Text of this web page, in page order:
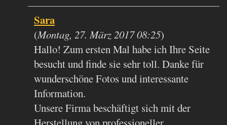
Sara
(Montag, 27. März 2017 08:25)
Hallo! Zum ersten Mal habe ich Ihre Seite
besucht und finde sie sehr toll. Danke für
wunderschöne Fotos und interessante
Information.
Unsere Firma beschäftigt sich mit der